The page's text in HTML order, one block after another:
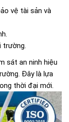
vệ tài sản và
trường.
sát an ninh hiệu
Đây là lựa
thời đại mới.